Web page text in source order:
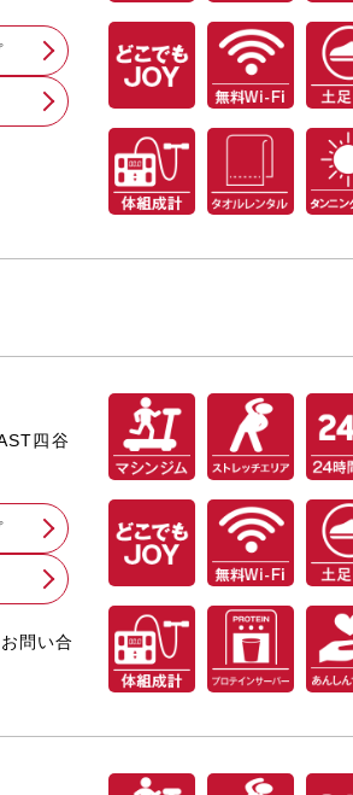
四谷
問い合